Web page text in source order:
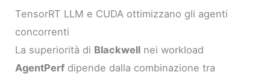
TensorRT LLM e CUDA ottimizzano gli agenti
concorrenti
La superiorità di Blackwell nei workload
AgentPerf dipende dalla combinazione tra